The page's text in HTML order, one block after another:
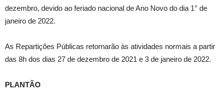
dezembro, devido ao feriado nacional de Ano Novo do dia 1° de
janeiro de 2022.
As Repartições Públicas retornarão às atividades normais a partir
das 8h dos dias 27 de dezembro de 2021 e 3 de janeiro de 2022.
PLANTÃO